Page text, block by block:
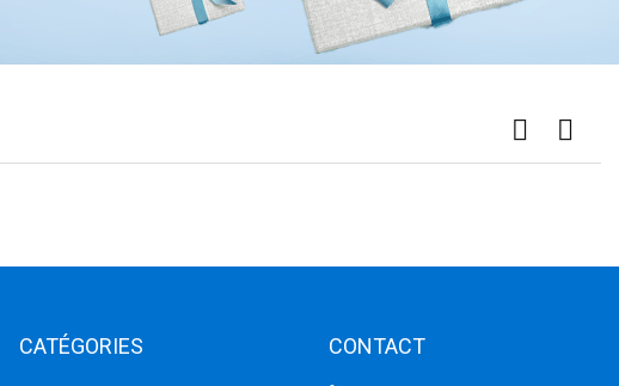
CATÉGORIES CONTACT